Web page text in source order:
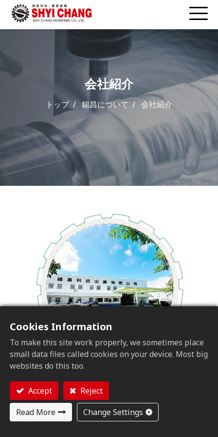
会社紹介
トップ 錫昌について 会社紹介
錫昌について
Cookies Information
To make this site work properly, we sometimes place
small data files called cookies on your device. Most big
websites do this too.
Accept
Reject
Read More
Change Settings